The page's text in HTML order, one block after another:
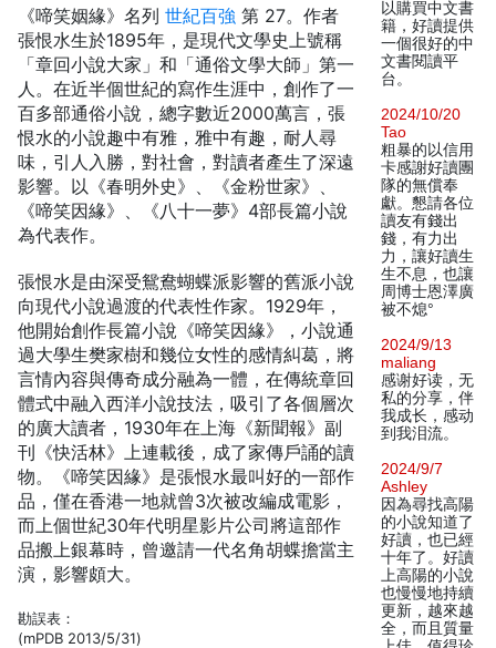
《啼笑姻緣》名列 世紀百強第 27。作者
張恨水生於1895年，是現代文學史上號稱
「章回小說大家」和「通俗文學大師」第一
人。在近半個世紀的寫作生涯中，創作了一
百多部通俗小說，總字數近2000萬言，張
恨水的小說趣中有雅，雅中有趣，耐人尋
味，引人入勝，對社會，對讀者產生了深遠
影響。以《春明外史》、《金粉世家》、
《啼笑因緣》、《八十一夢》4部長篇小說
為代表作。
張恨水是由深受鴛鴦蝴蝶派影響的舊派小說
向現代小說過渡的代表性作家。1929年，
他開始創作長篇小說《啼笑因緣》，小說通
過大學生樊家樹和幾位女性的感情糾葛，將
言情內容與傳奇成分融為一體，在傳統章回
體式中融入西洋小說技法，吸引了各個層次
的廣大讀者，1930年在上海《新聞報》副
刊《快活林》上連載後，成了家傳戶誦的讀
物。《啼笑因緣》是張恨水最叫好的一部作
品，僅在香港一地就曾3次被改編成電影，
而上個世紀30年代明星影片公司將這部作
品搬上銀幕時，曾邀請一代名角胡蝶擔當主
演，影響頗大。
勘誤表：
(mPDB 2013/5/31)
以購買中文書
籍，好讀提供
一個很好的中
文書閱讀平
台。
2024/10/20
Tao
粗暴的以信用
卡感謝好讀團
隊的無償奉
獻。懇請各位
讀友有錢出
錢，有力出
力，讓好讀生
生不息，也讓
周博士恩澤廣
被不熄°
2024/9/13
maliang
感谢好读，无
私的分享，伴
我成长，感动
到我泪流。
2024/9/7
Ashley
因為尋找高陽
的小說知道了
好讀，也已經
十年了。好讀
上高陽的小說
也慢慢地持續
更新，越來越
全，而且質量